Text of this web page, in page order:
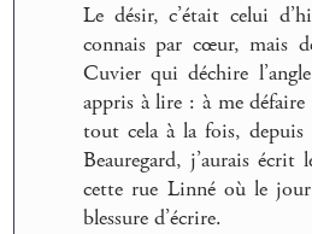
Le désir, c’était celui
connais par cœur, mais
Cuvier qui déchire
appris à lire : à me défaire
tout cela à la fois, depuis
Beauregard, j’aurais écrit
cette rue Linné où le jour
blessure d’écrire.